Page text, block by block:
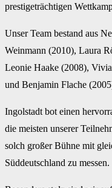
prestigeträchtigen
Unser Team bestand aus
Weinmann (2010), Laura
Leonie Haake (2008),
und Benjamin Flache
Ingolstadt bot einen
die meisten unserer
solch großer Bühne mit
Süddeutschland zu messen.